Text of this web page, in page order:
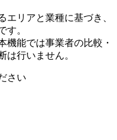
リアと業種に基づき、
す。
機能では事業者の比較・
は行いません。
さい